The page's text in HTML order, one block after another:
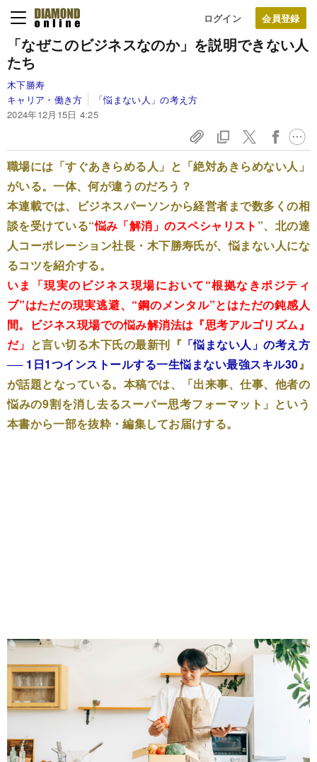
ログイン
「なぜこのビジネスなのか」を説明できない人
たち
木下勝寿
キャリア・働き方
「悩まない人」の考え方
2024年12月15日 4:25
職場には「すぐあきらめる人」と「絶対あきらめない人」
がいる。一体、何が違うのだろう？
本連載では、ビジネスパーソンから経営者まで数多くの相
談を受けている“悩み「解消」のスペシャリスト ”、北の達
人コーポレーション社長・木下勝寿氏が、悩まない人にな
るコツを紹介する。
いま「現実のビジネス現場において“根拠なきポジティ
ブ”はただの現実逃避、“鋼のメンタル”とはただの鈍感人
間。ビジネス現場での悩み解消法は『思考アルゴリズム』
だ」 と言い切る木下氏の最新刊『 「悩まない人」の考え方
── 1日1つインストールする一生悩まない最強スキル30』
が話題となっている。本稿では、「出来事、仕事、他者の
悩みの9割を消し去るスーパー思考フォーマット」という
本書から一部を抜粋・編集してお届けする。